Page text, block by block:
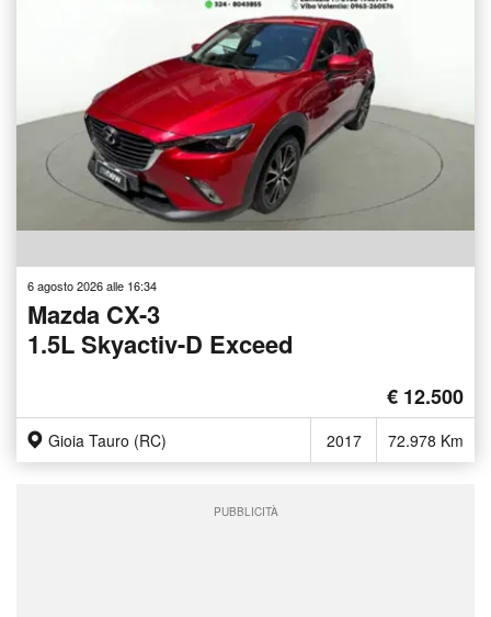
6 agosto 2026 alle 16:34
Mazda CX-3
1.5L Skyactiv-D Exceed
€ 12.500
Gioia Tauro (RC) 2017 72.978 Km
PUBBLICITÀ